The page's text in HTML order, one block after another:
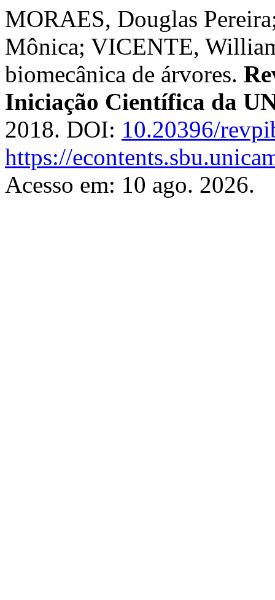
MORAES, Douglas
Mônica; VICENTE,
biomecânica de árvores.
Iniciação Científica da
2018. DOI: 10.20396/
https://
Acesso em: 10 ago. 2026.